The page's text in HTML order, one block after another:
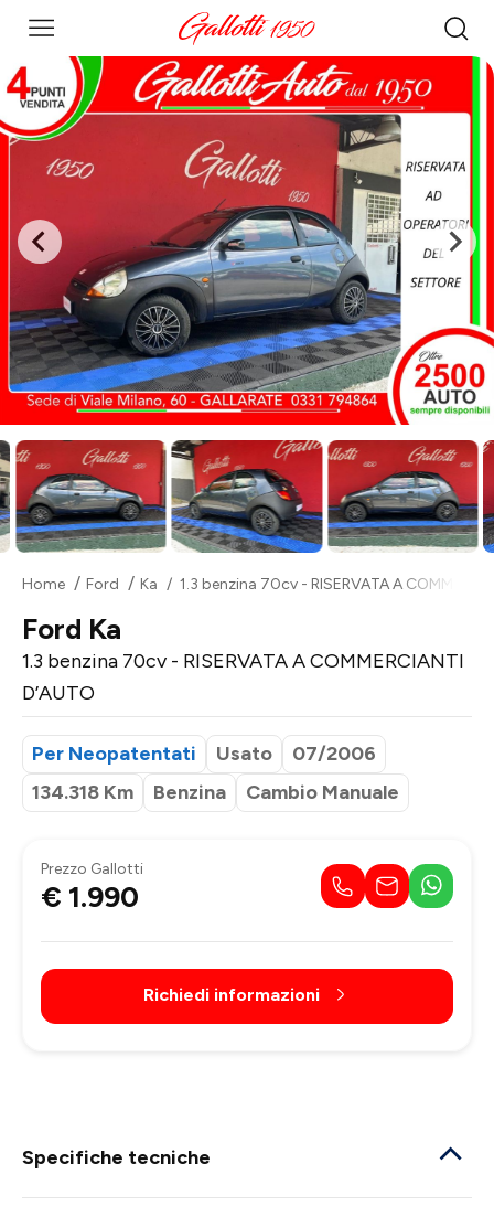
Home Ford Ka 1.3 benzina 70cv - RISERVATA A
Ford Ka
1.3 benzina 70cv - RISERVATA A COMMERCIANTI
D’AUTO
Per Neopatentati Usato
07/2006
134.318 Km
Benzina Cambio Manuale
Prezzo Gallotti
€ 1.990
Richiedi informazioni
Specifiche tecniche